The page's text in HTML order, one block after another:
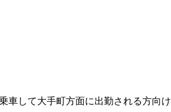
車して大手町方面に出勤される方向け